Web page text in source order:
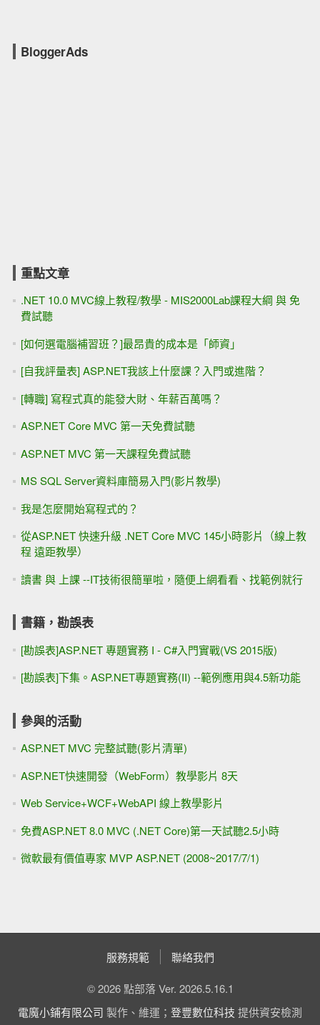
BloggerAds
重點文章
.NET 10.0 MVC線上教程/教學 - MIS2000Lab課程大綱 與 免
費試聽
[如何選電腦補習班？]最昂貴的成本是「師資」
[自我評量表] ASP.NET我該上什麼課？入門或進階？
[轉職] 寫程式真的能發大財、年薪百萬嗎？
ASP.NET Core MVC 第一天免費試聽
ASP.NET MVC 第一天課程免費試聽
MS SQL Server資料庫簡易入門(影片教學)
我是怎麼開始寫程式的？
從ASP.NET 快速升級 .NET Core MVC 145小時影片（線上教
程 遠距教學）
讀書 與 上課 --IT技術很簡單啦，隨便上網看看、找範例就行
書籍，勘誤表
[勘誤表]ASP.NET 專題實務 I - C#入門實戰(VS 2015版)
[勘誤表]下集。ASP.NET專題實務(II) --範例應用與4.5新功能
參與的活動
ASP.NET MVC 完整試聽(影片清單)
ASP.NET快速開發（WebForm）教學影片 8天
Web Service+WCF+WebAPI 線上教學影片
免費ASP.NET 8.0 MVC (.NET Core)第一天試聽2.5小時
微軟最有價值專家 MVP ASP.NET (2008~2017/7/1)
服務規範 聯絡我們
© 2026 點部落 Ver. 2026.5.16.1
電魔小鋪有限公司 製作、維運； 登豐數位科技 提供資安檢測